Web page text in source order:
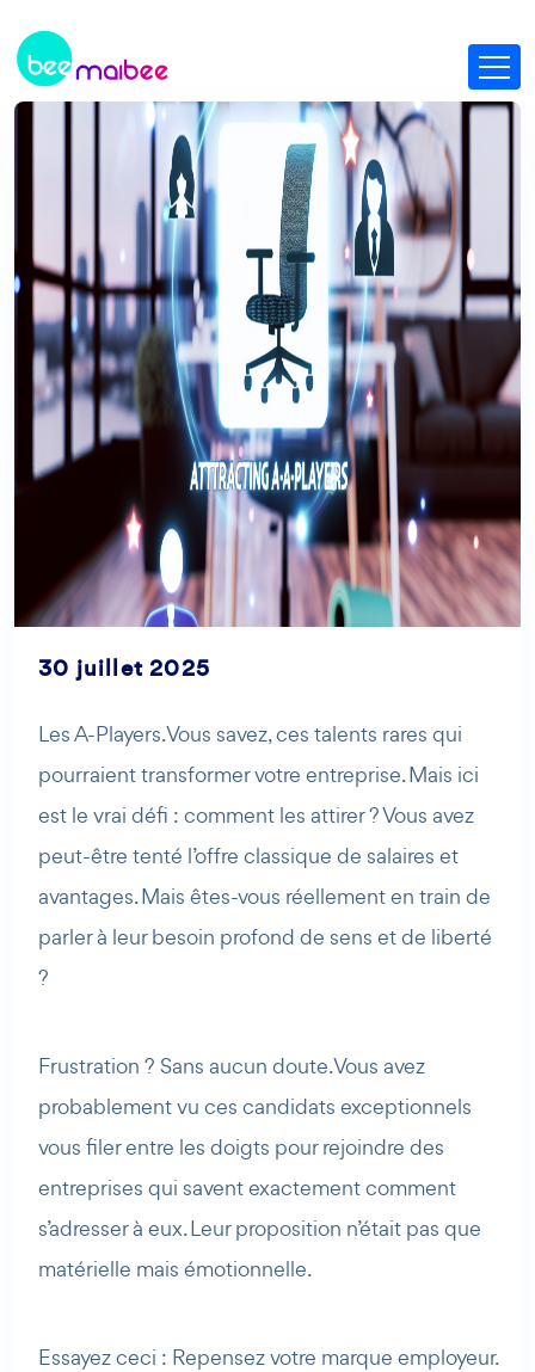
30 juillet 2025
Les A-Players. Vous savez, ces talents rares qui
pourraient transformer votre entreprise. Mais ici
est le vrai défi : comment les attirer ? Vous avez
peut-être tenté l’offre classique de salaires et
avantages. Mais êtes-vous réellement en train de
parler à leur besoin profond de sens et de liberté
?
Frustration ? Sans aucun doute. Vous avez
probablement vu ces candidats exceptionnels
vous filer entre les doigts pour rejoindre des
entreprises qui savent exactement comment
s’adresser à eux. Leur proposition n’était pas que
matérielle mais émotionnelle.
Essayez ceci : Repensez votre marque employeur.
Maibee AI Agent
Bonjour ! Comment puis-je vous aider aujourd'hui ? Voulez-
prendre rendez-vous avec nous ?